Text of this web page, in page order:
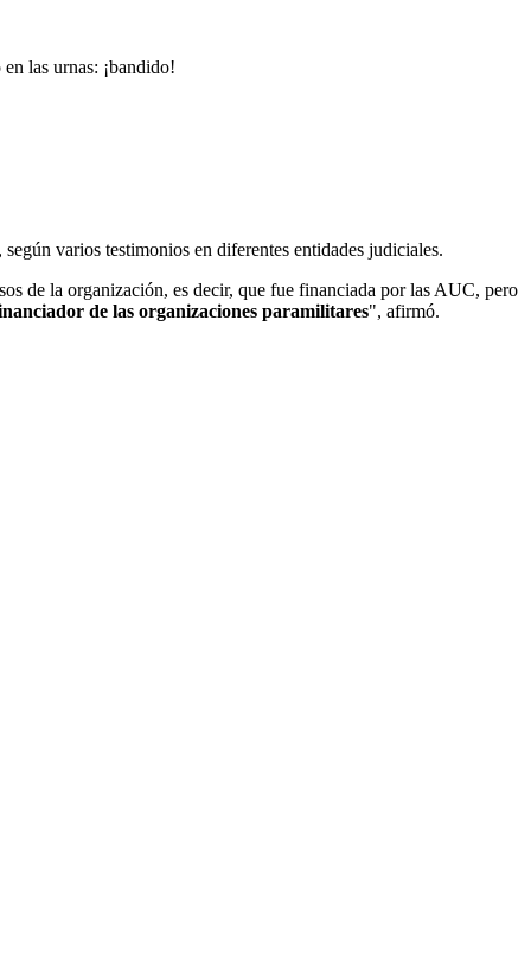
las urnas: ¡bandido!
varios testimonios en diferentes entidades judiciales.
de la organización, es decir, que fue financiada por las AUC, pero
de las organizaciones paramilitares", afirmó.